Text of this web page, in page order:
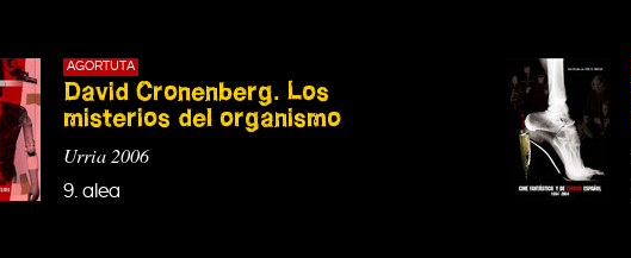
AGORTUTA
David Cronenberg. Los
misterios del organismo
Urria 2006
9. alea